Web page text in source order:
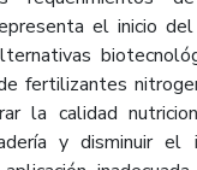
el inicio del
fertilizantes
la calidad
y disminuir el